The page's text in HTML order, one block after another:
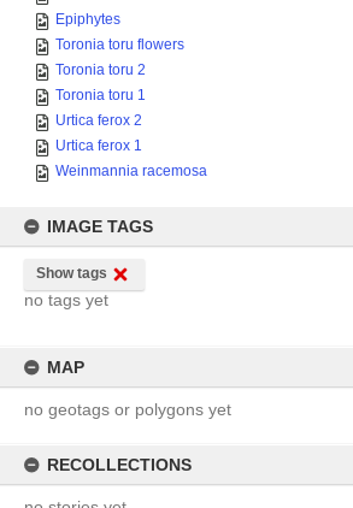
Epiphytes
Toronia toru flowers
Toronia toru 2
Toronia toru 1
Urtica ferox 2
Urtica ferox 1
Weinmannia racemosa
IMAGE TAGS
Show tags
no tags yet
MAP
no geotags or polygons yet
RECOLLECTIONS